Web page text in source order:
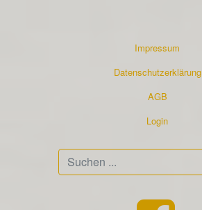
Impressum
Datenschutzerklärung
AGB
Login